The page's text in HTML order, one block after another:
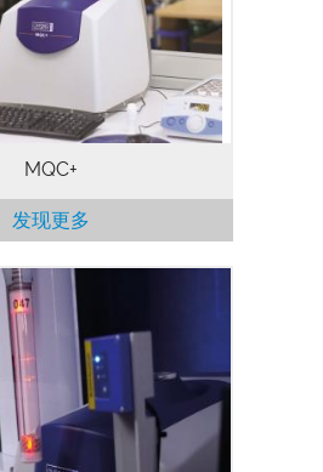
使物体是不透明的，也可以
加准确。核磁共振测量不会
破坏，因此样品测试后可以
量或使用其他技术进行分
析。
MQC+
发现更多
借助 MQC 和 MQC+ 系列
分析仪来实现快速准确测
一款延长 MQC+ 工作时间
，能够额外提升实验室生产
Auto 尤其适合高处理量需
测量时间相对长的高性能